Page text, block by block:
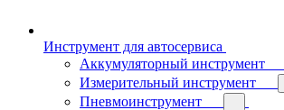
Инструмент для автосервиса
Аккумуляторный инструмент
Измерительный инструмент
Пневмоинструмент